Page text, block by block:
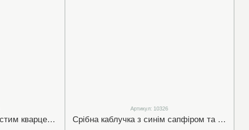
Срібна каблучка з димчастим кварцем та фіанітами (10326)
Артикул: 10326
Срібна каблучка з синім сапфіром та фіанітами (10326)